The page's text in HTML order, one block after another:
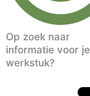
Op zoek naar
informatie voor je
werkstuk?